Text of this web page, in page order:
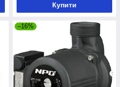
Купити
–16%